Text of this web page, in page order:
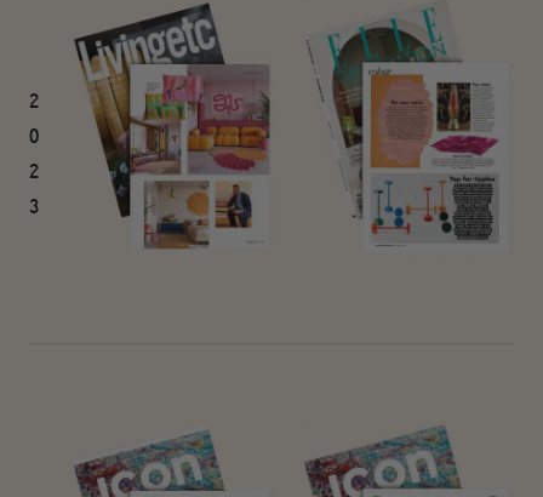
2
0
2
3